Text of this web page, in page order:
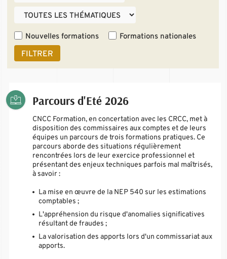
Nouvelles formations Formations nationales
FILTRER
Parcours d'Eté 2026
CNCC Formation, en concertation avec les CRCC, met à
disposition des commissaires aux comptes et de leurs
équipes un parcours de trois formations pratiques. Ce
parcours aborde des situations régulièrement
rencontrées lors de leur exercice professionnel et
présentant des enjeux techniques parfois mal maîtrisés,
à savoir :
La mise en œuvre de la NEP 540 sur les estimations
comptables ;
L'appréhension du risque d'anomalies significatives
résultant de fraudes ;
La valorisation des apports lors d'un commissariat aux
apports.